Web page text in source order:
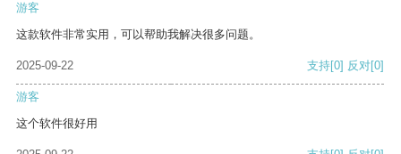
游客
这款软件非常实用，可以帮助我解决很多问题。
2025-09-22 支持[0] 反对[0]
游客
这个软件很好用